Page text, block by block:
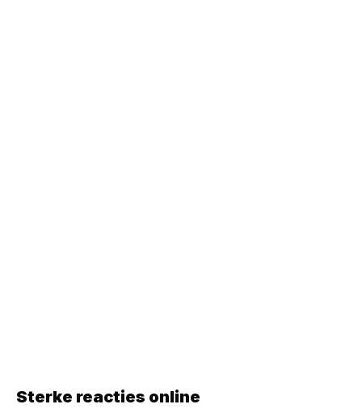
Sterke reacties online